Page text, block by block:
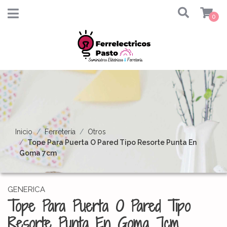
0
Inicio Ferretería
Otros
Tope Para Puerta O Pared Tipo Resorte Punta En
Goma 7cm
GENERICA
Tope Para Puerta O Pared Tipo